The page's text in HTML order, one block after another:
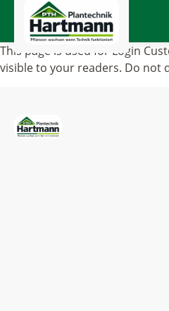
This page is used for Login
visible to your readers. Do not